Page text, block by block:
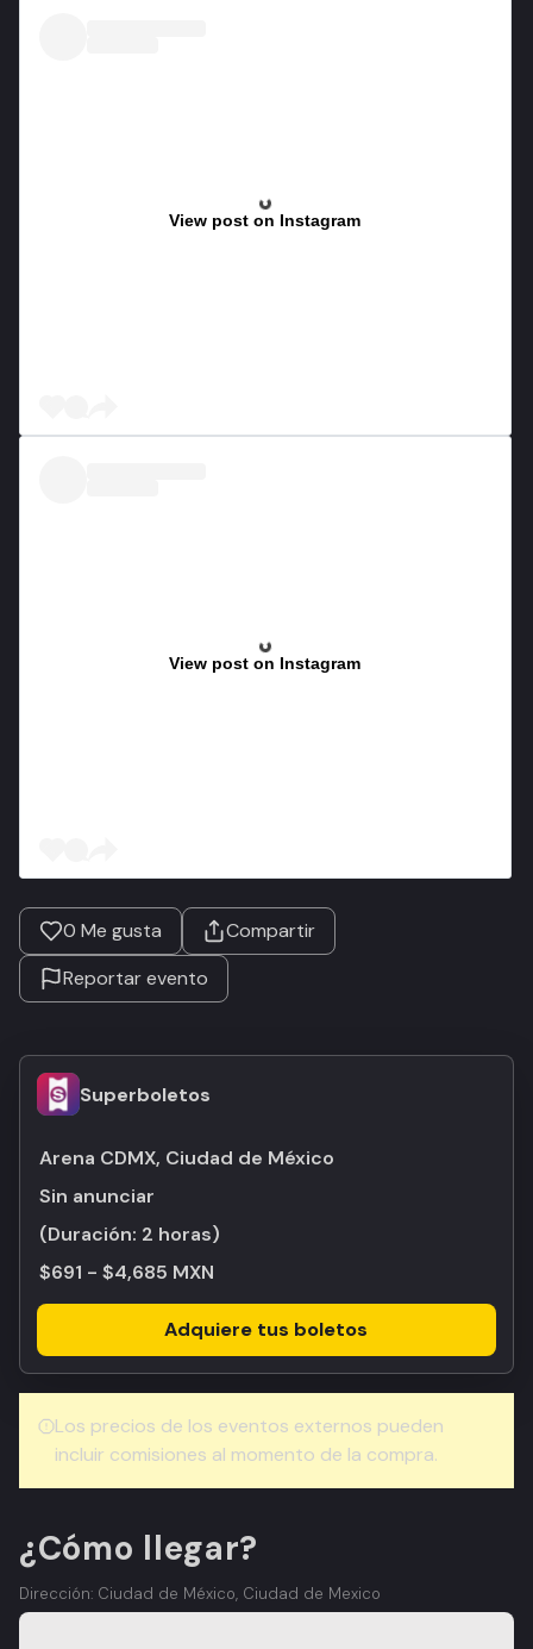
View post on Instagram
View post on Instagram
0 Me gusta
Compartir
Reportar evento
Superboletos
Arena CDMX, Ciudad de México
Sin anunciar
(Duración: 2 horas)
$691 - $4,685 MXN
Adquiere tus boletos
Los precios de los eventos externos pueden
incluir comisiones al momento de la compra.
¿Cómo llegar?
Dirección: Ciudad de México, Ciudad de Mexico